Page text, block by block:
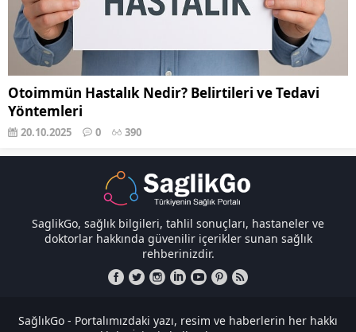
Otoimmün Hastalık Nedir? Belirtileri ve Tedavi
Yöntemleri
20.10.2025 0 390
SaglikGo, sağlık bilgileri, tahlil sonuçları, hastaneler ve
doktorlar hakkında güvenilir içerikler sunan sağlık
rehberinizdir.
SağlıkGo - Portalımızdaki yazı, resim ve haberlerin her hakkı